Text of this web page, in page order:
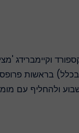
וקיימברידג
בראשות
ולהחליף עם